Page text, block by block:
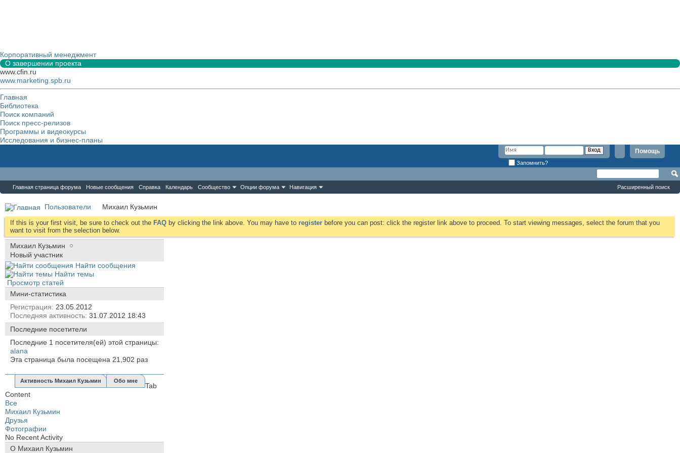
Корпоративный менеджмент
О завершении проекта
www.cfin.ru
www.marketing.spb.ru
Главная
Библиотека
Поиск компаний
Поиск пресс-релизов
Программы и видеокурсы
Исследования и бизнес-планы
Помощь
Запомнить?
Главная страница форума Новые сообщения Справка Календарь Сообщество Опции форума Навигация Расширенный поиск
Пользователи Михаил Кузьмин
If this is your first visit, be sure to check out the FAQ by clicking the link above. You may have to register before you can post: click the register link above to proceed. To start viewing messages, select the forum that you
want to visit from the selection below.
Михаил Кузьмин
Новый участник
Найти сообщения
Найти темы
Просмотр статей
Мини-статистика
Регистрация 23.05.2012
Последняя активность 31.07.2012 18:43
Последние посетители
Последние 1 посетителя(ей) этой страницы:
alana
Эта страница была посещена 21,902 раз
Активность Михаил Кузьмин Обо мне
Tab
Content
Все
Михаил Кузьмин
Друзья
Фотографии
No Recent Activity
О Михаил Кузьмин